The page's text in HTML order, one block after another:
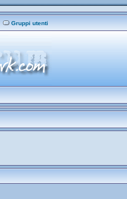
Gruppi utenti